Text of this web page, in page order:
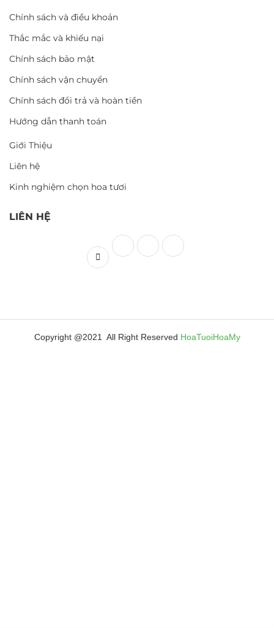
Chính sách và điều khoản
Thắc mắc và khiếu nại
Chính sách bảo mật
Chính sách vận chuyển
Chính sách đổi trả và hoàn tiền
Hướng dẫn thanh toán
Giới Thiệu
Liên hệ
Kinh nghiệm chọn hoa tươi
LIÊN HỆ
Copyright @2021 All Right Reserved HoaTuoiHoaMy